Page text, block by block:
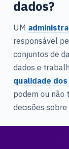
dados?
UM
responsável
conjuntos de
dados e
qualidade
podem ou não
decisões sobre